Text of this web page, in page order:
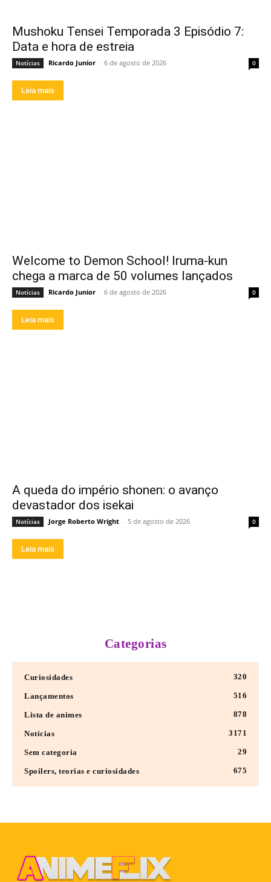
Mushoku Tensei Temporada 3 Episódio 7:
Data e hora de estreia
Notícias Ricardo Junior - 6 de agosto de 2026 0
Leia mais
Welcome to Demon School! Iruma-kun
chega a marca de 50 volumes lançados
Notícias Ricardo Junior - 6 de agosto de 2026 0
Leia mais
A queda do império shonen: o avanço
devastador dos isekai
Notícias Jorge Roberto Wright - 5 de agosto de 2026 0
Leia mais
Categorias
Curiosidades 320
Lançamentos 516
Lista de animes 878
Notícias 3171
Sem categoria 29
Spoilers, teorias e curiosidades 675